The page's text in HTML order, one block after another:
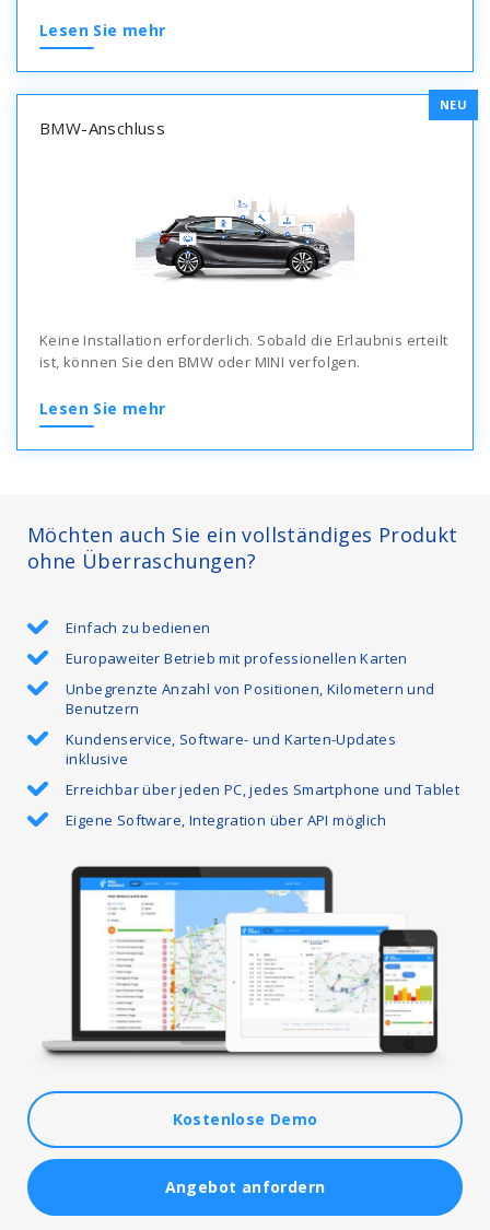
Lesen Sie mehr
NEU
BMW-Anschluss
Keine Installation erforderlich. Sobald die Erlaubnis erteilt
ist, können Sie den BMW oder MINI verfolgen.
Lesen Sie mehr
Kostenlose Demo
Angebot anfordern
Möchten auch Sie ein vollständiges Produkt
ohne Überraschungen?
Einfach zu bedienen
Europaweiter Betrieb mit professionellen Karten
Unbegrenzte Anzahl von Positionen, Kilometern und
Benutzern
Kundenservice, Software- und Karten-Updates
inklusive
Erreichbar über jeden PC, jedes Smartphone und Tablet
Eigene Software, Integration über API möglich